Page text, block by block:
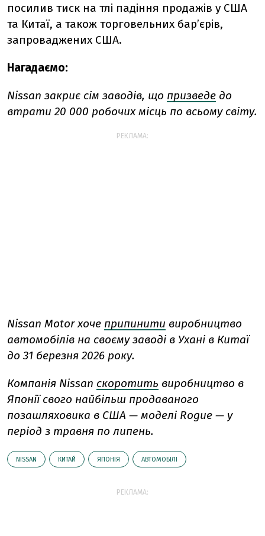
посилив тиск на тлі падіння продажів у США
та Китаї, а також торговельних бар’єрів,
запроваджених США.
Нагадаємо:
Nissan закриє сім заводів, що призведе до
втрати 20 000 робочих місць по всьому світу.
РЕКЛАМА:
Nissan Motor хоче припинити виробництво
автомобілів на своєму заводі в Ухані в Китаї
до 31 березня 2026 року.
Компанія Nissan скоротить виробництво в
Японії свого найбільш продаваного
позашляховика в США — моделі Rogue — у
період з травня по липень.
NISSAN КИТАЙ ЯПОНІЯ АВТОМОБІЛІ
РЕКЛАМА: